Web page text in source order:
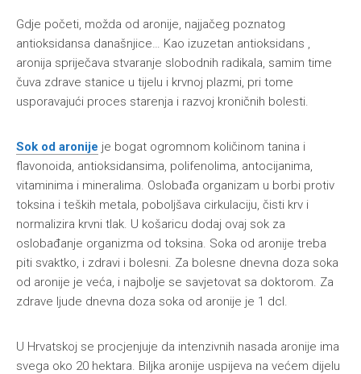
Gdje početi, možda od aronije, najjačeg poznatog
antioksidansa današnjice… Kao izuzetan antioksidans ,
aronija spriječava stvaranje slobodnih radikala, samim time
čuva zdrave stanice u tijelu i krvnoj plazmi, pri tome
usporavajući proces starenja i razvoj kroničnih bolesti.
Sok od aronije je bogat ogromnom količinom tanina i
flavonoida, antioksidansima, polifenolima, antocijanima,
vitaminima i mineralima. Oslobađa organizam u borbi protiv
toksina i teških metala, poboljšava cirkulaciju, čisti krv i
normalizira krvni tlak. U košaricu dodaj ovaj sok za
oslobađanje organizma od toksina. Soka od aronije treba
piti svaktko, i zdravi i bolesni. Za bolesne dnevna doza soka
od aronije je veća, i najbolje se savjetovat sa doktorom. Za
zdrave ljude dnevna doza soka od aronije je 1 dcl.
U Hrvatskoj se procjenjuje da intenzivnih nasada aronije ima
svega oko 20 hektara. Biljka aronije uspijeva na većem dijelu